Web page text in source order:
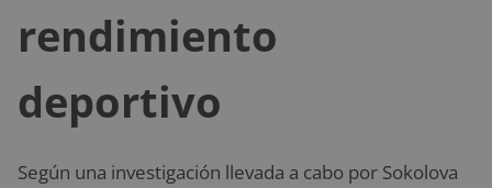
rendimiento
deportivo
Según una investigación llevada a cabo por Sokolova